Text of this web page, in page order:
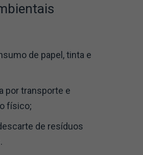
de papel, tinta e
por transporte e
físico;
de resíduos